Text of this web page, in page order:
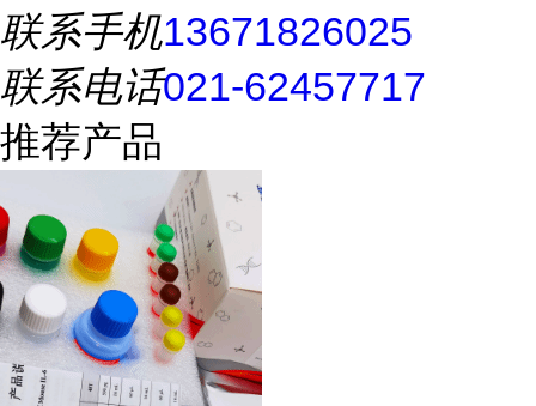
联系手机13671826025
联系电话021-62457717
推荐产品